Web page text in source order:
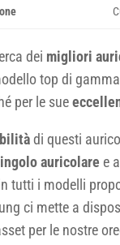
dei migliori
top di
per le sue
di questi
auricolare e
tutti i modelli
ci mette a
per le nostre